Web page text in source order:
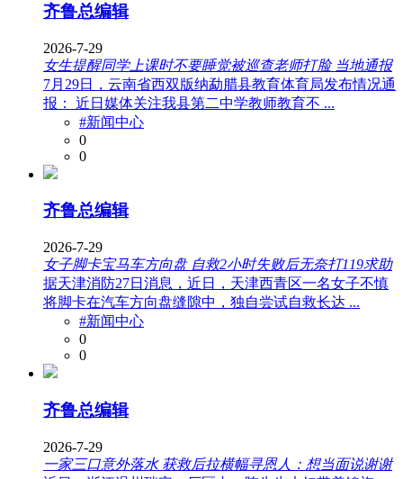
齐鲁总编辑
2026-7-29
女生提醒同学上课时不要睡觉被巡查老师打脸 当地通报
7月29日，云南省西双版纳勐腊县教育体育局发布情况通
报： 近日媒体关注我县第二中学教师教育不 ...
#新闻中心
0
0
齐鲁总编辑
2026-7-29
女子脚卡宝马车方向盘 自救2小时失败后无奈打119求助
据天津消防27日消息，近日，天津西青区一名女子不慎
将脚卡在汽车方向盘缝隙中，独自尝试自救长达 ...
#新闻中心
0
0
齐鲁总编辑
2026-7-29
一家三口意外落水 获救后拉横幅寻恩人：想当面说谢谢